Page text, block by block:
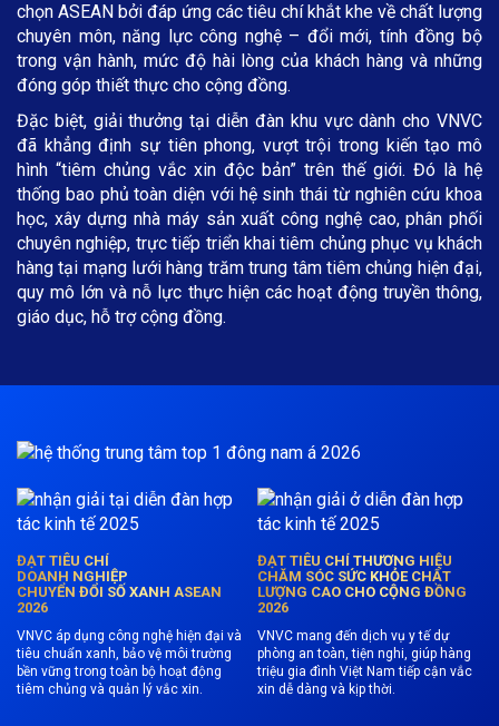
chọn ASEAN bởi đáp ứng các tiêu chí khắt khe về chất lượng
chuyên môn, năng lực công nghệ – đổi mới, tính đồng bộ
trong vận hành, mức độ hài lòng của khách hàng và những
đóng góp thiết thực cho cộng đồng.
Đặc biệt, giải thưởng tại diễn đàn khu vực dành cho VNVC
đã khẳng định sự tiên phong, vượt trội trong kiến tạo mô
hình “tiêm chủng vắc xin độc bản” trên thế giới. Đó là hệ
thống bao phủ toàn diện với hệ sinh thái từ nghiên cứu khoa
học, xây dựng nhà máy sản xuất công nghệ cao, phân phối
chuyên nghiệp, trực tiếp triển khai tiêm chủng phục vụ khách
hàng tại mạng lưới hàng trăm trung tâm tiêm chủng hiện đại,
quy mô lớn và nỗ lực thực hiện các hoạt động truyền thông,
giáo dục, hỗ trợ cộng đồng.
ĐẠT TIÊU CHÍ
DOANH NGHIỆP
CHUYỂN ĐỔI SỐ XANH ASEAN
2026
VNVC áp dụng công nghệ hiện đại và
tiêu chuẩn xanh, bảo vệ môi trường
bền vững trong toàn bộ hoạt động
tiêm chủng và quản lý vắc xin.
ĐẠT TIÊU CHÍ THƯƠNG HIỆU
CHĂM SÓC SỨC KHỎE CHẤT
LƯỢNG CAO CHO CỘNG ĐỒNG
2026
VNVC mang đến dịch vụ y tế dự
phòng an toàn, tiện nghi, giúp hàng
triệu gia đình Việt Nam tiếp cận vắc
xin dễ dàng và kịp thời.